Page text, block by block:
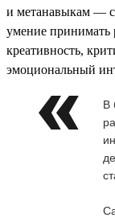
и метанавыкам —
умение принимать
креативность,
эмоциональный
В